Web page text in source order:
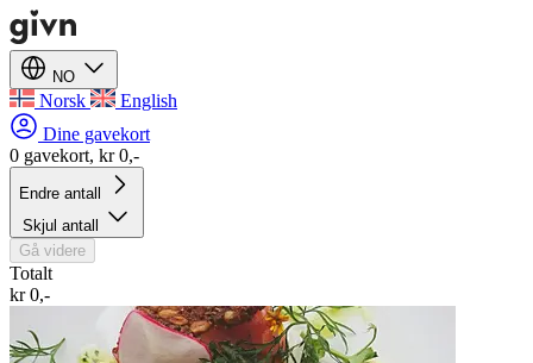
NO
Norsk
English
Dine gavekort
0 gavekort, kr 0,-
Endre antall
Skjul antall
Gå videre
Totalt
kr 0,-